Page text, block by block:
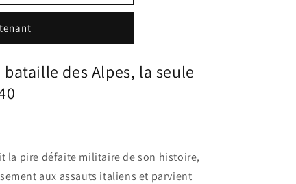
des Alpes, la seule
la pire défaite militaire de son histoire,
aux assauts italiens et parvient